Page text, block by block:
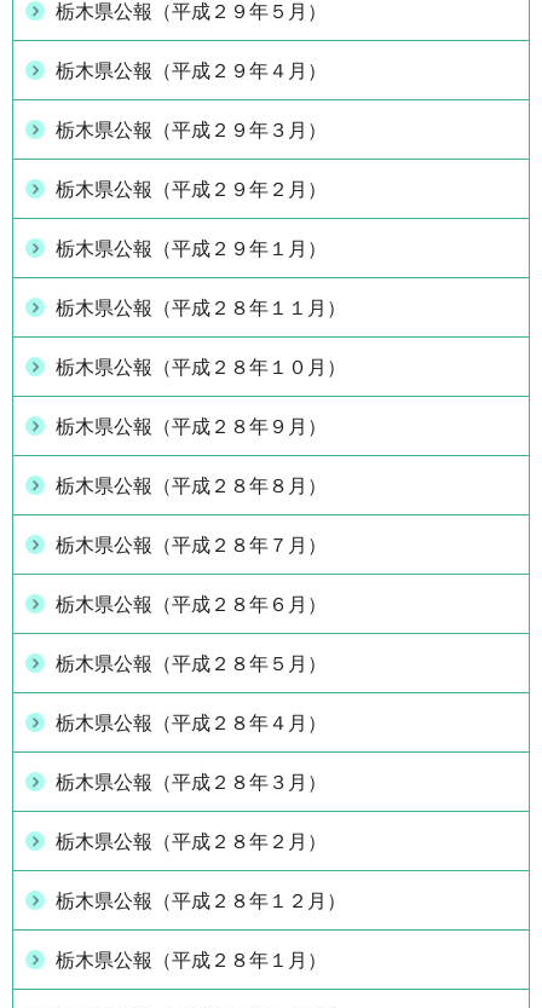
栃木県公報（平成２９年５月）
栃木県公報（平成２９年４月）
栃木県公報（平成２９年３月）
栃木県公報（平成２９年２月）
栃木県公報（平成２９年１月）
栃木県公報（平成２８年１１月）
栃木県公報（平成２８年１０月）
栃木県公報（平成２８年９月）
栃木県公報（平成２８年８月）
栃木県公報（平成２８年７月）
栃木県公報（平成２８年６月）
栃木県公報（平成２８年５月）
栃木県公報（平成２８年４月）
栃木県公報（平成２８年３月）
栃木県公報（平成２８年２月）
栃木県公報（平成２８年１２月）
栃木県公報（平成２８年１月）